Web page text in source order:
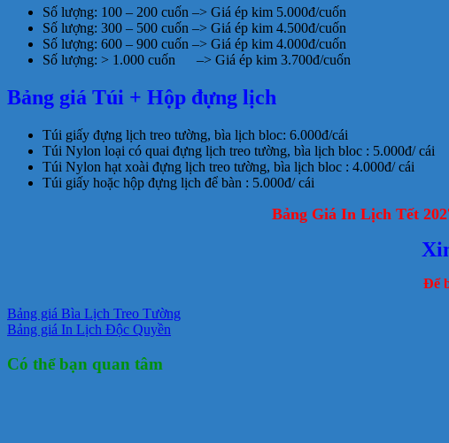
Số lượng: 100 – 200 cuốn –> Giá ép kim 5.000đ/cuốn
Số lượng: 300 – 500 cuốn –> Giá ép kim 4.500đ/cuốn
Số lượng: 600 – 900 cuốn –> Giá ép kim 4.000đ/cuốn
Số lượng: > 1.000 cuốn –> Giá ép kim 3.700đ/cuốn
Bảng giá Túi + Hộp đựng lịch
Túi giấy đựng lịch treo tường, bìa lịch bloc: 6.000đ/cái
Túi Nylon loại có quai đựng lịch treo tường, bìa lịch bloc : 5.000đ/ cái
Túi Nylon hạt xoài đựng lịch treo tường, bìa lịch bloc : 4.000đ/ cái
Túi giấy hoặc hộp đựng lịch để bàn : 5.000đ/ cái
Bảng Giá In Lịch Tết
Để
Bảng giá Bìa Lịch Treo Tường
Bảng giá In Lịch Độc Quyền
Có thể bạn quan tâm